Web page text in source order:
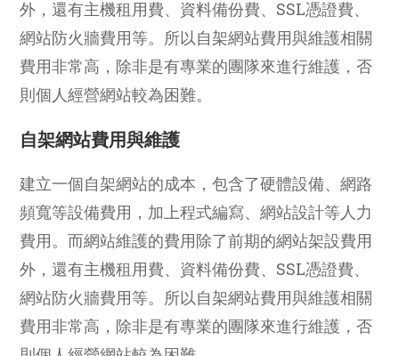
外，還有主機租用費、資料備份費、SSL憑證費、
網站防火牆費用等。所以自架網站費用與維護相關
費用非常高，除非是有專業的團隊來進行維護，否
則個人經營網站較為困難。
自架網站費用與維護
建立一個自架網站的成本，包含了硬體設備、網路
頻寬等設備費用，加上程式編寫、網站設計等人力
費用。而網站維護的費用除了前期的網站架設費用
外，還有主機租用費、資料備份費、SSL憑證費、
網站防火牆費用等。所以自架網站費用與維護相關
費用非常高，除非是有專業的團隊來進行維護，否